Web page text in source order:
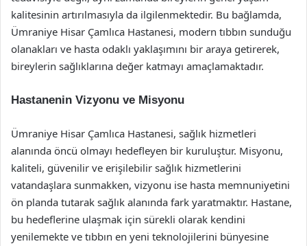
kalitesinin artırılmasıyla da ilgilenmektedir. Bu bağlamda,
Ümraniye Hisar Çamlıca Hastanesi, modern tıbbın sunduğu
olanakları ve hasta odaklı yaklaşımını bir araya getirerek,
bireylerin sağlıklarına değer katmayı amaçlamaktadır.
Hastanenin Vizyonu ve Misyonu
Ümraniye Hisar Çamlıca Hastanesi, sağlık hizmetleri
alanında öncü olmayı hedefleyen bir kuruluştur. Misyonu,
kaliteli, güvenilir ve erişilebilir sağlık hizmetlerini
vatandaşlara sunmakken, vizyonu ise hasta memnuniyetini
ön planda tutarak sağlık alanında fark yaratmaktır. Hastane,
bu hedeflerine ulaşmak için sürekli olarak kendini
yenilemekte ve tıbbın en yeni teknolojilerini bünyesine